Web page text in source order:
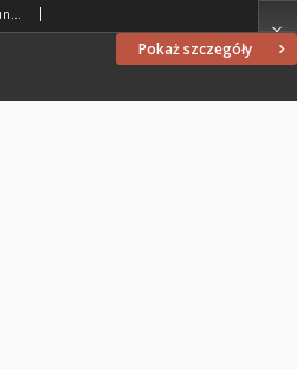
Pokaż szczegóły
Amtsblatt der Königlichen Regierung zu Allenstein, 1913 Jg. 9, Stück 19